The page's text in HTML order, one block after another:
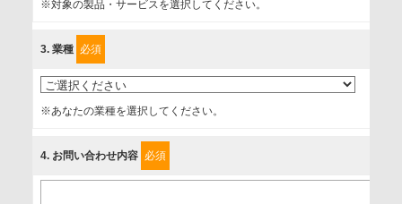
確認し、当社への情報提供がお客様の懸念にならないよう
上げます。
事業者名
個人情報保護責任者
※対象の製品・サービスを選択してください。
3. 業種 必須
※あなたの業種を選択してください。
4. お問い合わせ内容 必須